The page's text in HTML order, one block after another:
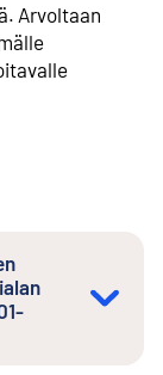
Arvoltaan